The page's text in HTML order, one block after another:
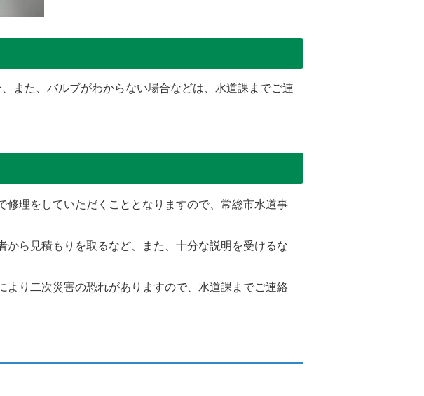
また、バルブがわからない場合などは、水道課までご連
理をしていただくこととなりますので、常総市水道事
ら見積もりを取るなど、また、十分な説明を受けるな
り二次災害の恐れがありますので、水道課までご連絡